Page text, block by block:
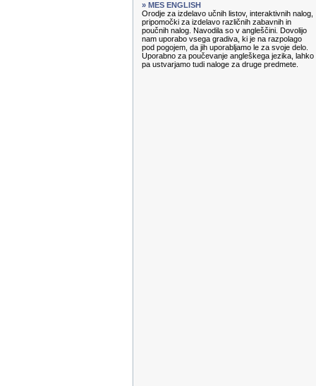
» MES ENGLISH
Orodje za izdelavo učnih listov, interaktivnih nalog,
pripomočki za izdelavo različnih zabavnih in
poučnih nalog. Navodila so v angleščini. Dovolijo
nam uporabo vsega gradiva, ki je na razpolago
pod pogojem, da jih uporabljamo le za svoje delo.
Uporabno za poučevanje angleškega jezika, lahko
pa ustvarjamo tudi naloge za druge predmete.